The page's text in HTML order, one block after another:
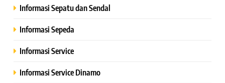
Informasi Sepatu dan Sendal
Informasi Sepeda
Informasi Service
Informasi Service Dinamo